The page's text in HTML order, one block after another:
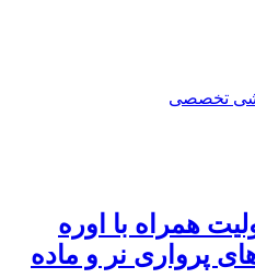
تخصصی
همراه با اوره
پرواری نر و ماده